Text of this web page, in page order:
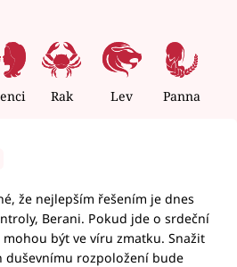
Rak Lev Panna
že nejlepším řešením je dnes
Berani. Pokud jde o srdeční
být ve víru zmatku. Snažit
rozpoložení bude